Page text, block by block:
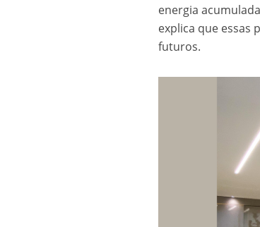
energia
explica que essas
futuros.